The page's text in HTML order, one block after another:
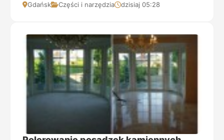
Gdańsk Części i narzędzia dzisiaj 05:28